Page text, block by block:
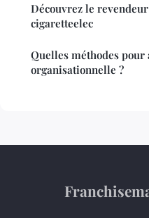
Découvrez le
cigaretteelec
Quelles méthodes
organisationnelle ?